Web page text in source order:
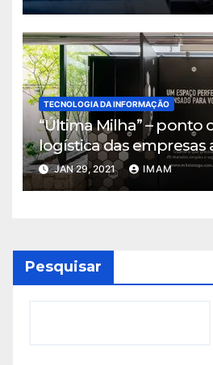
TECNOLOGIA DA INFORMAÇÃO
“Última Milha” – ponto
logística das empresas
com solução que alia
localização estratégica
JAN 29, 2021 IMAM
Pesquisar